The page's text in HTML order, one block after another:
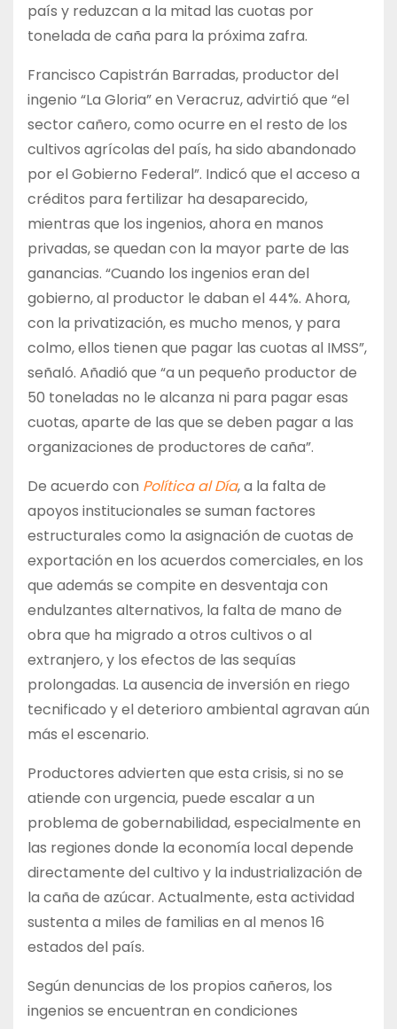
país y reduzcan a la mitad las cuotas por
tonelada de caña para la próxima zafra.
Francisco Capistrán Barradas, productor del
ingenio “La Gloria” en Veracruz, advirtió que “el
sector cañero, como ocurre en el resto de los
cultivos agrícolas del país, ha sido abandonado
por el Gobierno Federal”. Indicó que el acceso a
créditos para fertilizar ha desaparecido,
mientras que los ingenios, ahora en manos
privadas, se quedan con la mayor parte de las
ganancias. “Cuando los ingenios eran del
gobierno, al productor le daban el 44%. Ahora,
con la privatización, es mucho menos, y para
colmo, ellos tienen que pagar las cuotas al IMSS”,
señaló. Añadió que “a un pequeño productor de
50 toneladas no le alcanza ni para pagar esas
cuotas, aparte de las que se deben pagar a las
organizaciones de productores de caña”.
De acuerdo con Política al Día, a la falta de
apoyos institucionales se suman factores
estructurales como la asignación de cuotas de
exportación en los acuerdos comerciales, en los
que además se compite en desventaja con
endulzantes alternativos, la falta de mano de
obra que ha migrado a otros cultivos o al
extranjero, y los efectos de las sequías
prolongadas. La ausencia de inversión en riego
tecnificado y el deterioro ambiental agravan aún
más el escenario.
Productores advierten que esta crisis, si no se
atiende con urgencia, puede escalar a un
problema de gobernabilidad, especialmente en
las regiones donde la economía local depende
directamente del cultivo y la industrialización de
la caña de azúcar. Actualmente, esta actividad
sustenta a miles de familias en al menos 16
estados del país.
Según denuncias de los propios cañeros, los
ingenios se encuentran en condiciones